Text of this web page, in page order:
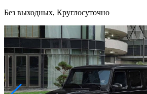
Без выходных, Круглосуточно